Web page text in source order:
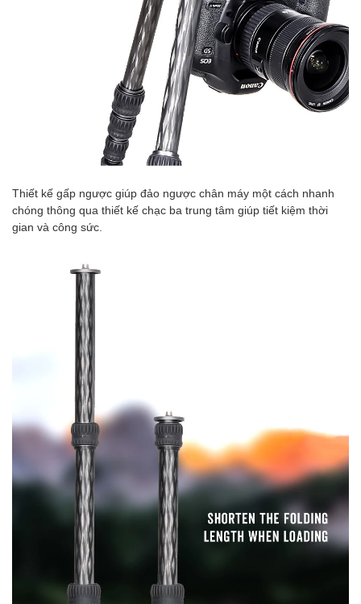
Thiết kế gấp ngược giúp đảo ngược chân máy một cách nhanh
chóng thông qua thiết kế chạc ba trung tâm giúp tiết kiệm thời
gian và công sức.